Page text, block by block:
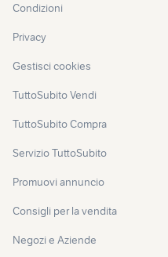
Condizioni
Privacy
Gestisci cookies
TuttoSubito Vendi
TuttoSubito Compra
Servizio TuttoSubito
Promuovi annuncio
Consigli per la vendita
Negozi e Aziende